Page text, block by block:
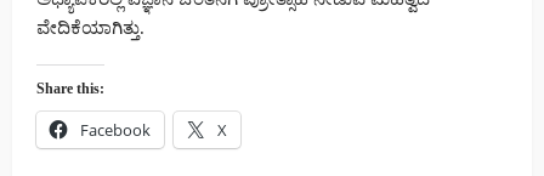
ವೇದಿಕೆಯಾಗಿತ್ತು.
Share this:
Facebook X